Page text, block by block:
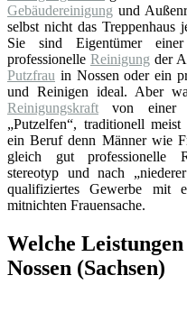
Gebäudereinigung und
selbst nicht das Treppenhaus
Sie sind Eigentümer
professionelle Reinigung der
Putzfrau in Nossen oder ein
und Reinigen ideal. Aber
Reinigungskraft von einer
„Putzelfen“, traditionell
ein Beruf denn Männer wie
gleich gut professionelle
stereotyp und nach
qualifiziertes Gewerbe mit
mitnichten Frauensache.
Welche
Nossen (Sachsen)